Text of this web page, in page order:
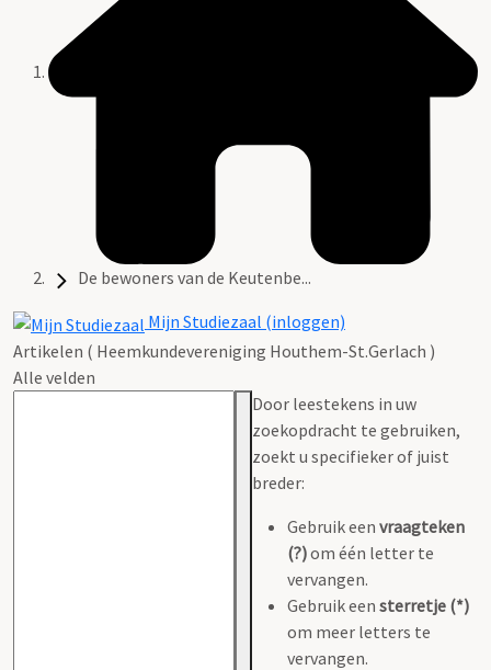
De bewoners van de Keutenbe...
Mijn Studiezaal (inloggen)
Artikelen ( Heemkundevereniging Houthem-St.Gerlach )
Alle velden
Door leestekens in uw
zoekopdracht te gebruiken,
zoekt u specifieker of juist
breder:
Gebruik een vraagteken
(?)om één letter te
vervangen.
Gebruik een sterretje (*)
om meer letters te
vervangen.